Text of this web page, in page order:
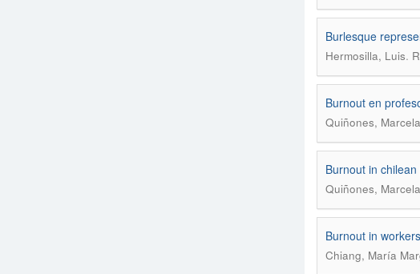
Burlesque
Hermosilla, Luis.
Burnout en
Quiñones,
Burnout in
Quiñones,
Burnout in
Chiang, María